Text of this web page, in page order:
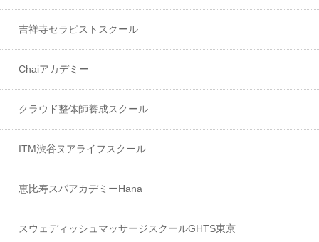
吉祥寺セラピストスクール
Chaiアカデミー
クラウド整体師養成スクール
ITM渋谷ヌアライフスクール
恵比寿スパアカデミーHana
スウェディッシュマッサージスクールGHTS東京